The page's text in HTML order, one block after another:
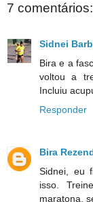
7 comentários:
Sidnei
Bira e a
voltou a
Incluiu
Responder
Bira
Sidnei, eu
isso.
maratona,